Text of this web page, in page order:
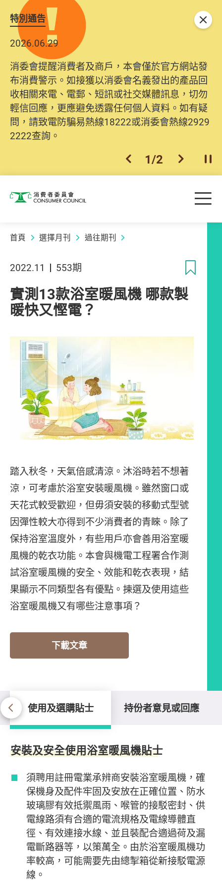
特別通告
2026.06.29
消委會提醒消費者及商戶，本會僅於官方網站發
布消費警示。如接獲以消委會名義發出的產品回
收相關來電、電郵、短訊或社交媒體訊息，切勿
輕信回應，更應避免透露任何個人資料。如有疑
問，請致電防騙易熱線18222或消委會熱線2929
2222查詢。
上一個
1/2 下一個開
關閉
消費者委員會 目
首頁 選擇月刊 過往期刊
2022.11 553期
實測13款浴室暖風機 哪款製
暖快又慳電？
踏入秋冬，天氣倍感清涼。沐浴時若不想著
涼，可考慮於浴室安裝暖風機。雖然窗口或
天花式較受歡迎，但毋須安裝的移動式型號
因彈性較大亦得到不少消費者的青睞。除了
保持浴室溫度外，有些用戶亦會善用浴室暖
風機的乾衣功能。本會與機電工程署合作測
試浴室暖風機的安全、效能和乾衣表現，結
果顯示不同類型各有優點。揀選及使用這些
浴室暖風機又有哪些注意事項？
下載文章
使用及選購貼士 持份者意見或回應
使用及選購貼士
安裝及安全使用浴室暖風機貼士
須聘用註冊電業承辨商安裝浴室暖風機，確
保機身及配件牢固及安放在正確位置、防水
玻璃膠有效抵禦風雨、喉管的接駁密封、供
電線路須有合適的電流規格及電線導體直
徑、有效連接水線、並且裝配合適過荷及漏
電斷路器等，以策萬全。由於浴室暖風機功
率較高，可能需要先由總掣箱從新接駁電源
線。